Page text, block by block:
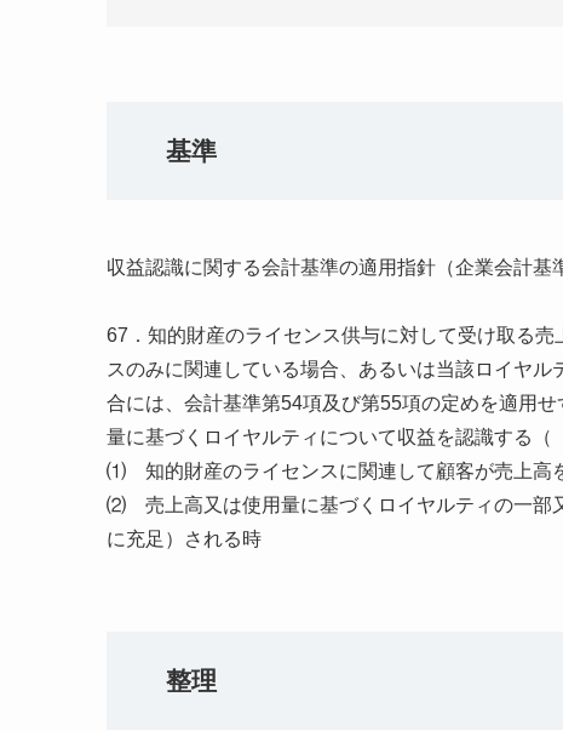
基準
収益認識に関する会計基準の適用指針（企業会計
67．知的財産のライセンス供与に対して受け取る
スのみに関連している場合、あるいは当該ロイヤ
合には、会計基準第54項及び第55項の定めを適用
量に基づくロイヤルティについて収益を認識する（
⑴ 知的財産のライセンスに関連して顧客が売上高
⑵ 売上高又は使用量に基づくロイヤルティの一部
に充足）される時
整理